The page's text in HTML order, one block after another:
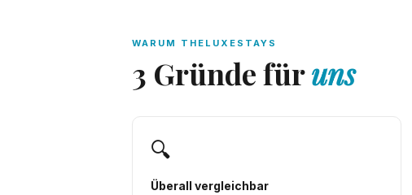
WARUM THELUXESTAYS
3 Gründe füruns
🔍
Überall vergleichbar